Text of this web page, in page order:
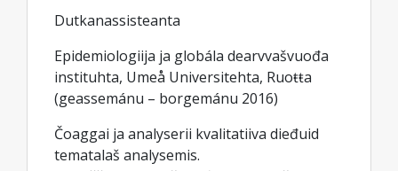
Dutkanassisteanta
Epidemiologiija ja globála dearvvašvuođa
instituhta, Umeå Universitehta, Ruoŧŧa
(geassemánu – borgemánu 2016)
Čoaggai ja analyserii kvalitatiiva dieđuid
tematalaš analysemis.